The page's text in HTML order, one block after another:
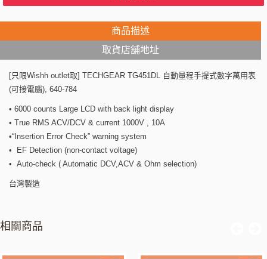
商品描述
取貨店舖地址
[只限Wishh outlet取] TECHGEAR TG451DL 自動量程手提式數字萬用表
(可接電腦), 640-784
• 6000 counts Large LCD with back light display
• True RMS ACV/DCV & current 1000V , 10A
•“Insertion Error Check” warning system
• EF Detection (non-contact voltage)
• Auto-check ( Automatic DCV,ACV & Ohm selection)
台灣製造
相關商品